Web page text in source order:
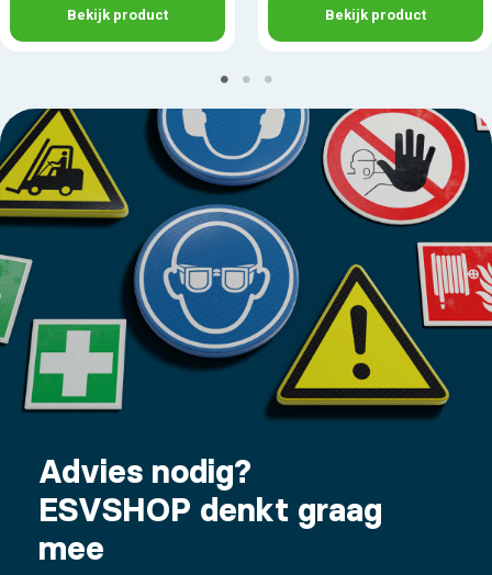
Bekijk product Bekijk product
Advies nodig?
ESVSHOP denkt graag
mee